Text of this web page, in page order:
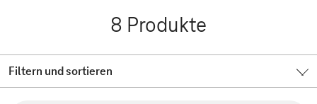
8 Produkte
Filtern und sortieren